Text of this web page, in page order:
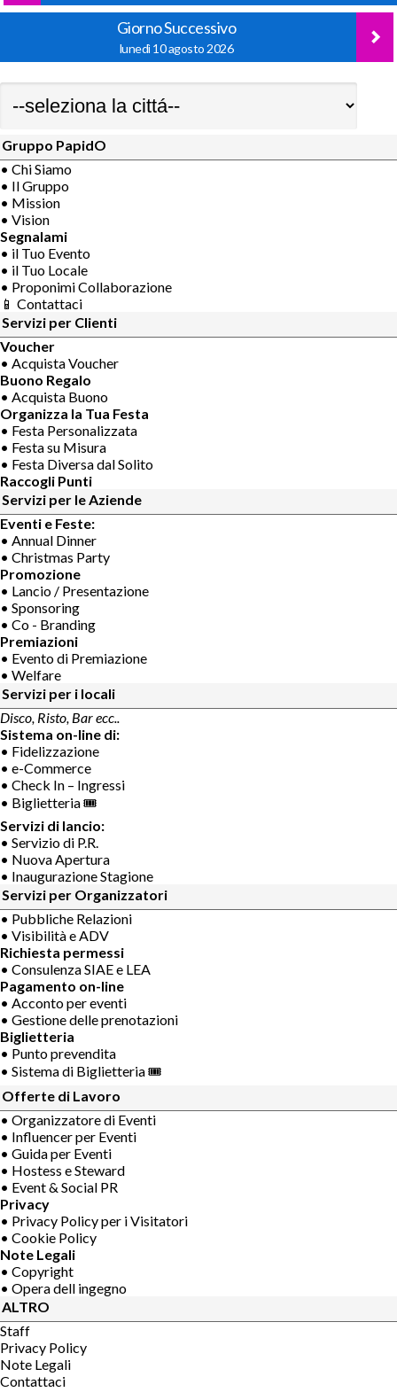
Giorno Successivo
lunedì 10 agosto 2026
Gruppo PapidO
• Chi Siamo
• Il Gruppo
• Mission
• Vision
Segnalami
• il Tuo Evento
• il Tuo Locale
• Proponimi Collaborazione
📱 Contattaci
Servizi per Clienti
Voucher
• Acquista Voucher
Buono Regalo
• Acquista Buono
Organizza la Tua Festa
• Festa Personalizzata
• Festa su Misura
• Festa Diversa dal Solito
Raccogli Punti
Servizi per le Aziende
Eventi e Feste:
• Annual Dinner
• Christmas Party
Promozione
• Lancio / Presentazione
• Sponsoring
• Co - Branding
Premiazioni
• Evento di Premiazione
• Welfare
Servizi per i locali
Disco, Risto, Bar ecc..
Sistema on-line di:
• Fidelizzazione
• e-Commerce
• Check In – Ingressi
• Biglietteria 🎟
Servizi di lancio:
• Servizio di P.R.
• Nuova Apertura
• Inaugurazione Stagione
Servizi per Organizzatori
• Pubbliche Relazioni
• Visibilità e ADV
Richiesta permessi
• Consulenza SIAE e LEA
Pagamento on-line
• Acconto per eventi
• Gestione delle prenotazioni
Biglietteria
• Punto prevendita
• Sistema di Biglietteria 🎟
Offerte di Lavoro
• Organizzatore di Eventi
• Influencer per Eventi
• Guida per Eventi
• Hostess e Steward
• Event & Social PR
Privacy
• Privacy Policy per i Visitatori
• Cookie Policy
Note Legali
• Copyright
• Opera dell ingegno
ALTRO
Staff
Privacy Policy
Note Legali
Contattaci